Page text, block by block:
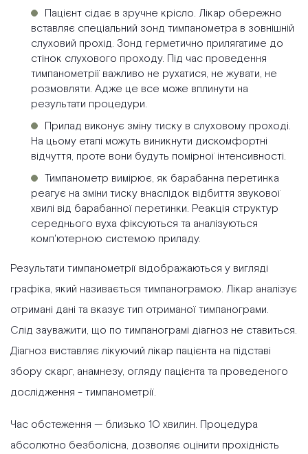
Пацієнт сідає в зручне крісло. Лікар обережно
вставляє спеціальний зонд тимпанометра в зовнішній
слуховий прохід. Зонд герметично прилягатиме до
стінок слухового проходу. Під час проведення
тимпанометрії важливо не рухатися, не жувати, не
розмовляти. Адже це все може вплинути на
результати процедури.
Прилад виконує зміну тиску в слуховому проході.
На цьому етапі можуть виникнути дискомфортні
відчуття, проте вони будуть помірної інтенсивності.
Тимпанометр вимірює, як барабанна перетинка
реагує на зміни тиску внаслідок відбиття звукової
хвилі від барабанної перетинки. Реакція структур
середнього вуха фіксуються та аналізуються
комп'ютерною системою приладу.
Результати тимпанометрії відображаються у вигляді
графіка, який називається тимпанограмою. Лікар аналізує
отримані дані та вказує тип отриманої тимпанограми.
Слід зауважити, що по тимпанограмі діагноз не ставиться.
Діагноз виставляє лікуючий лікар пацієнта на підставі
збору скарг, анамнезу, огляду пацієнта та проведеного
дослідження - тимпанометрії.
Час обстеження — близько 10 хвилин. Процедура
абсолютно безболісна, дозволяє оцінити прохідність